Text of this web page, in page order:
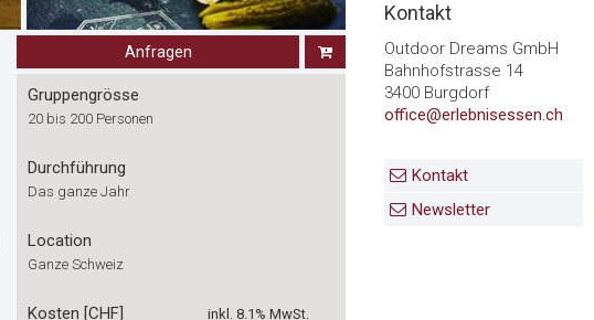
Anfragen
Gruppengrösse
20 bis 200 Personen
Durchführung
Das ganze Jahr
Location
Ganze Schweiz
Kosten [CHF]
inkl. 8.1% MwSt.
Kontakt
Outdoor Dreams GmbH
Bahnhofstrasse 14
3400 Burgdorf
office@erlebnisessen.ch
Kontakt
Newsletter